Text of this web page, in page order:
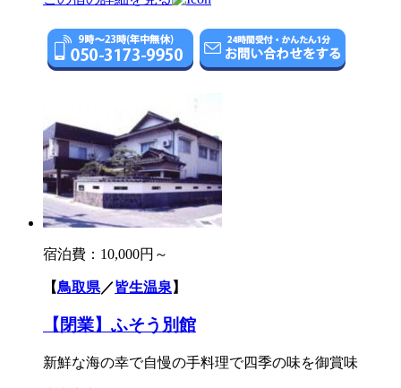
宿泊費： 10,000円～
【鳥取県／皆生温泉 】
【閉業】ふそう別館
新鮮な海の幸で自慢の手料理で四季の味を御賞味